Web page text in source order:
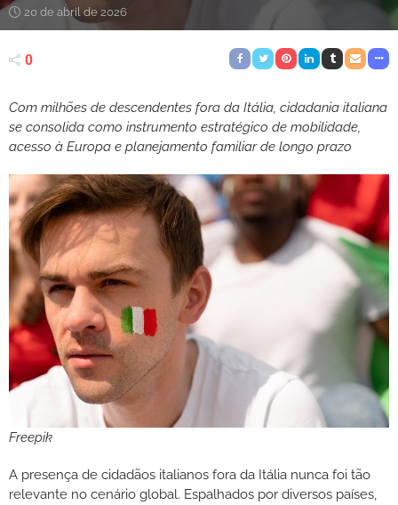
20 de abril de 2026
0
Com milhões de descendentes fora da Itália, cidadania italiana
se consolida como instrumento estratégico de mobilidade,
acesso à Europa e planejamento familiar de longo prazo
Freepik
A presença de cidadãos italianos fora da Itália nunca foi tão
relevante no cenário global. Espalhados por diversos países,